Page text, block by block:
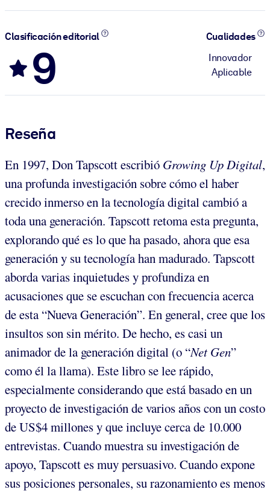
Clasificación editorial
9
Cualidades
Innovador
Aplicable
Reseña
En 1997, Don Tapscott escribió Growing Up Digital,
una profunda investigación sobre cómo el haber
crecido inmerso en la tecnología digital cambió a
toda una generación. Tapscott retoma esta pregunta,
explorando qué es lo que ha pasado, ahora que esa
generación y su tecnología han madurado. Tapscott
aborda varias inquietudes y profundiza en
acusaciones que se escuchan con frecuencia acerca
de esta “Nueva Generación”. En general, cree que los
insultos son sin mérito. De hecho, es casi un
animador de la generación digital (o “Net Gen”
como él la llama). Este libro se lee rápido,
especialmente considerando que está basado en un
proyecto de investigación de varios años con un costo
de US$4 millones y que incluye cerca de 10.000
entrevistas. Cuando muestra su investigación de
apoyo, Tapscott es muy persuasivo. Cuando expone
sus posiciones personales, su razonamiento es menos